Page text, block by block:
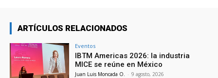
ARTÍCULOS RELACIONADOS
Eventos
IBTM Americas 2026: la industria
MICE se reúne en México
Juan Luis Moncada O. - 9 agosto, 2026